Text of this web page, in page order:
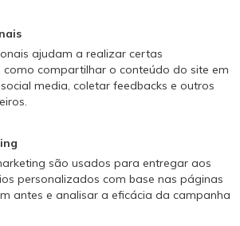
ajudam a realizar certas
como compartilhar o conteúdo do site em
media, coletar feedbacks e outros
são usados para entregar aos
personalizados com base nas páginas
antes e analisar a eficácia da campanha